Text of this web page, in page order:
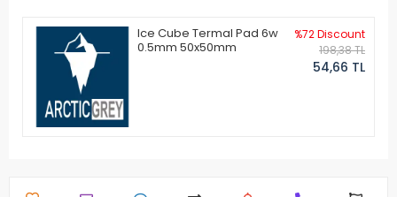
Ice Cube Termal Pad 6w
0.5mm 50x50mm
%72 Discount
198,38 TL
54,66 TL